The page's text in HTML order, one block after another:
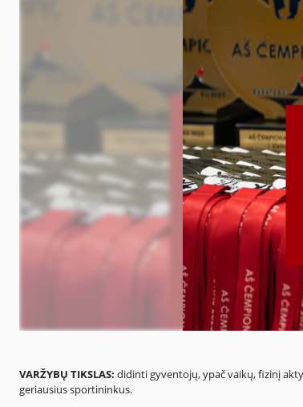
VARŽYBŲ TIKSLAS: didinti gyventojų, ypač vaikų, fizinį
geriausius sportininkus.